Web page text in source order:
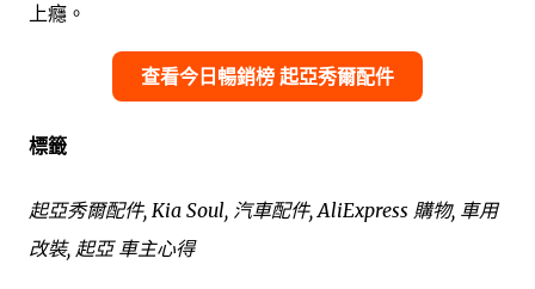
上癮。
查看今日暢銷榜 起亞秀爾配件
標籤
起亞秀爾配件, Kia Soul, 汽車配件, AliExpress 購物, 車用
改裝, 起亞 車主心得